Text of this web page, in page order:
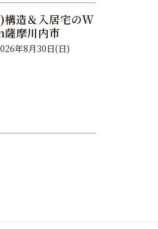
造＆入居宅のW
薩摩川内市
年8月30日(日)